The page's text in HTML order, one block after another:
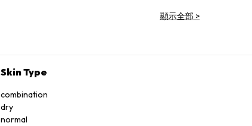
顯示全部>
Skin Type
combination
dry
normal